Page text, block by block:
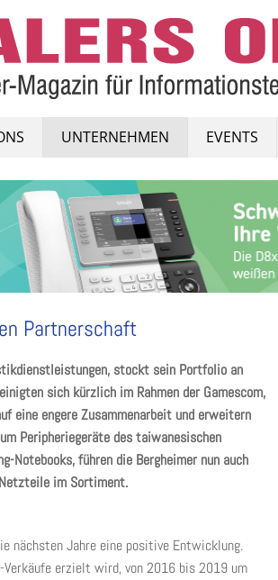
UNTERNEHMEN EVENTS
Partnerschaft
stockt sein Portfolio an
sich kürzlich im Rahmen der Gamescom,
eine engere Zusammenarbeit und erweitern
Peripheriegeräte des taiwanesischen
Notebooks, führen die Bergheimer nun auch
Netzteile im Sortiment.
nächsten Jahre eine positive Entwicklung.
erzielt wird, von 2016 bis 2019 um